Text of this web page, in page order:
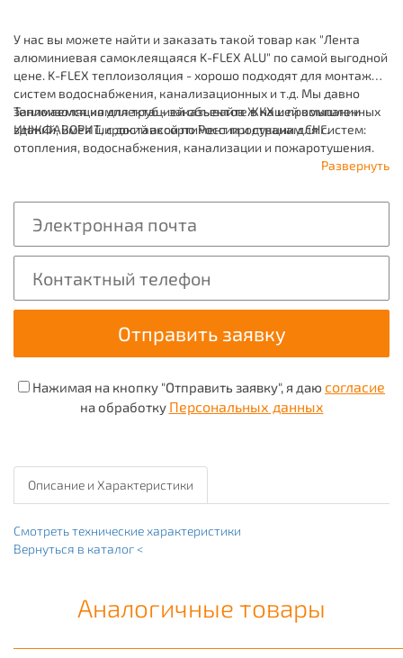
У нас вы можете найти и заказать такой товар как "Лента
алюминиевая самоклеящаяся K-FLEX ALU" по самой выгодной
цене. K-FLEX теплоизоляция - хорошо подходят для монтажа
систем водоснабжения, канализационных и т.д. Мы давно
занимаемся комплектацией объектов ЖКХ и промышленных
зданий, имея широкий ассортимент продукции для систем:
отопления, водоснабжения, канализации и пожаротушения.
Теплоизоляция для труб - заказывайте в нашей компании
ИНЖФАВОРИТ, с доставкой по России и странам СНГ.
Развернуть
Нажимая на кнопку "Отправить заявку", я даю согласие
на обработку Персональных данных
Описание и Характеристики
Смотреть технические характеристики
Вернуться в каталог <
Аналогичные товары